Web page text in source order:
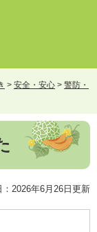
> 安全・安心 > 警防・
：2026年6月26日更新